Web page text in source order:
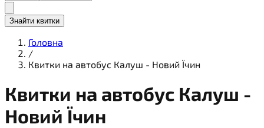
Знайти квитки
Головна
/
Квитки на автобус Калуш - Новий Їчин
Квитки на автобус Калуш -
Новий Їчин